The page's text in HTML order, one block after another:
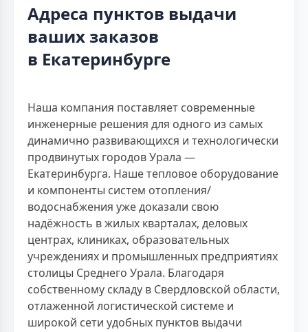
Адреса пунктов выдачи
ваших заказов
в Екатеринбурге
Наша компания поставляет современные
инженерные решения для одного из самых
динамично развивающихся и технологически
продвинутых городов Урала —
Екатеринбурга. Наше тепловое оборудование
и компоненты систем отопления/
водоснабжения уже доказали свою
надёжность в жилых кварталах, деловых
центрах, клиниках, образовательных
учреждениях и промышленных предприятиях
столицы Среднего Урала. Благодаря
собственному складу в Свердловской области,
отлаженной логистической системе и
широкой сети удобных пунктов выдачи